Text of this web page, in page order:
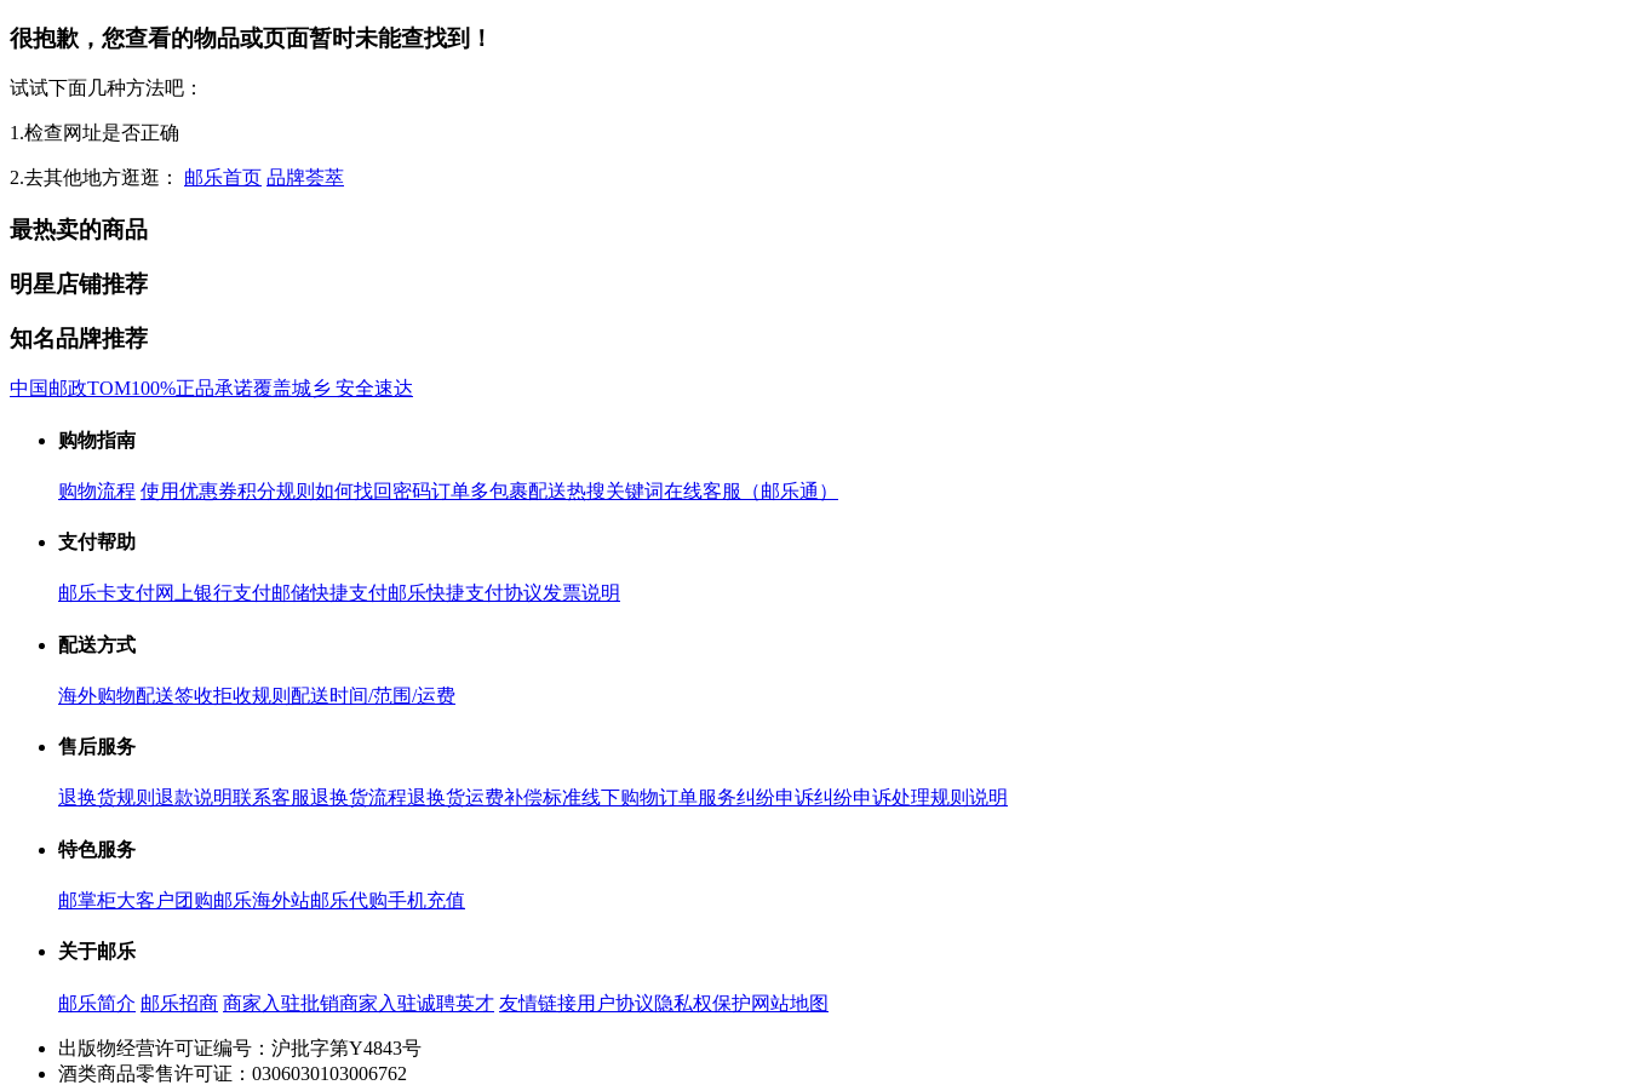
很抱歉，您查看的物品或页面暂时未能查找到！
试试下面几种方法吧：
1.检查网址是否正确
2.去其他地方逛逛： 邮乐首页 品牌荟萃
最热卖的商品
明星店铺推荐
知名品牌推荐
中国邮政TOM100%正品承诺覆盖城乡 安全速达
购物指南
购物流程 使用优惠券积分规则 如何找回密码订单多包裹配送热搜关键词在线客服（邮乐通）
支付帮助
邮乐卡支付网上银行支付邮储快捷支付邮乐快捷支付协议发票说明
配送方式
海外购物配送签收拒收规则 配送时间/范围/运费
售后服务
退换货规则 退款说明联系客服退换货流程退换货运费补偿标准线下购物订单服务纠纷申诉纠纷申诉处理规则说明
特色服务
邮掌柜大客户团购邮乐海外站邮乐代购手机充值
关于邮乐
邮乐简介 邮乐招商 商家入驻批销商家入驻诚聘英才 友情链接用户协议隐私权保护网站地图
出版物经营许可证编号：沪批字第Y4843号
酒类商品零售许可证：0306030103006762